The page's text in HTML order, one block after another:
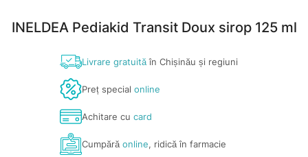
INELDEA Pediakid Transit Doux sirop 125 ml
Livrare gratuităîn Chișinău și regiuni
Preț special online
Achitare cu card
Cumpărăonline, ridică în farmacie